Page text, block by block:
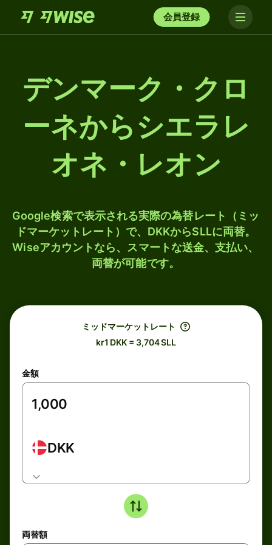
会員登録
デンマーク・クロ
ーネからシエラレ
オネ・レオン
Google検索で表示される実際の為替レート（ミッ
ドマーケットレート）で、DKKからSLLに両替。
Wiseアカウントなら、スマートな送金、支払い、
両替が可能です。
ミッドマーケットレート
kr1 DKK = 3,704 SLL
金額
DKK
両替額